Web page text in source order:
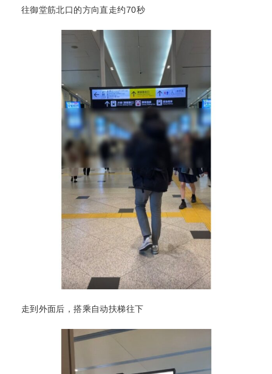
往御堂筋北口的方向直走约70秒
走到外面后，搭乘自动扶梯往下